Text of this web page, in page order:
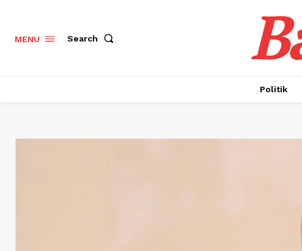
MENU Search
Politik